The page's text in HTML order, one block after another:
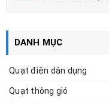
DANH MỤC
Quạt điện dân dụng
Quạt thông gió